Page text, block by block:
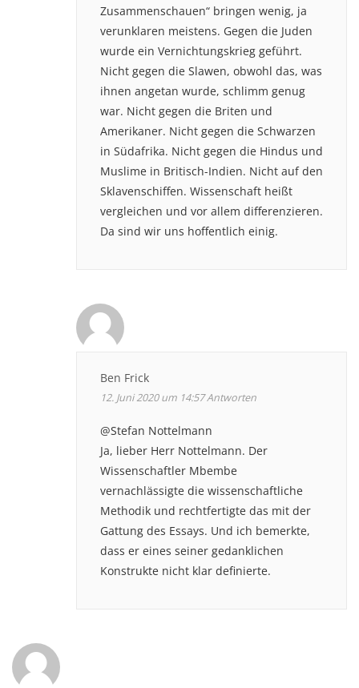
Zusammenschauen“ bringen wenig, ja
verunklaren meistens. Gegen die Juden
wurde ein Vernichtungskrieg geführt.
Nicht gegen die Slawen, obwohl das, was
ihnen angetan wurde, schlimm genug
war. Nicht gegen die Briten und
Amerikaner. Nicht gegen die Schwarzen
in Südafrika. Nicht gegen die Hindus und
Muslime in Britisch-Indien. Nicht auf den
Sklavenschiffen. Wissenschaft heißt
vergleichen und vor allem differenzieren.
Da sind wir uns hoffentlich einig.
Ben Frick
12. Juni 2020 um 14:57Antworten
@Stefan Nottelmann
Ja, lieber Herr Nottelmann. Der
Wissenschaftler Mbembe
vernachlässigte die wissenschaftliche
Methodik und rechtfertigte das mit der
Gattung des Essays. Und ich bemerkte,
dass er eines seiner gedanklichen
Konstrukte nicht klar definierte.